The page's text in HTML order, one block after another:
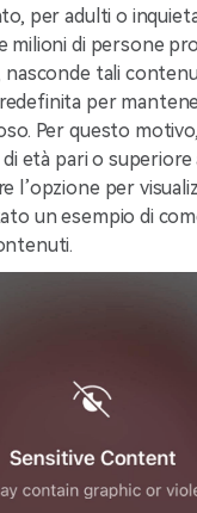
per adulti o
milioni di persone
nasconde tali
per
Per questo
età pari o superiore
l’opzione per
un esempio di